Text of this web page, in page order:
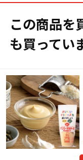
この商品を
も買ってい